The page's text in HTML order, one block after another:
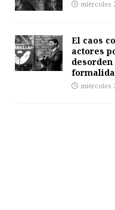
miércoles
El caos
actores
miércoles